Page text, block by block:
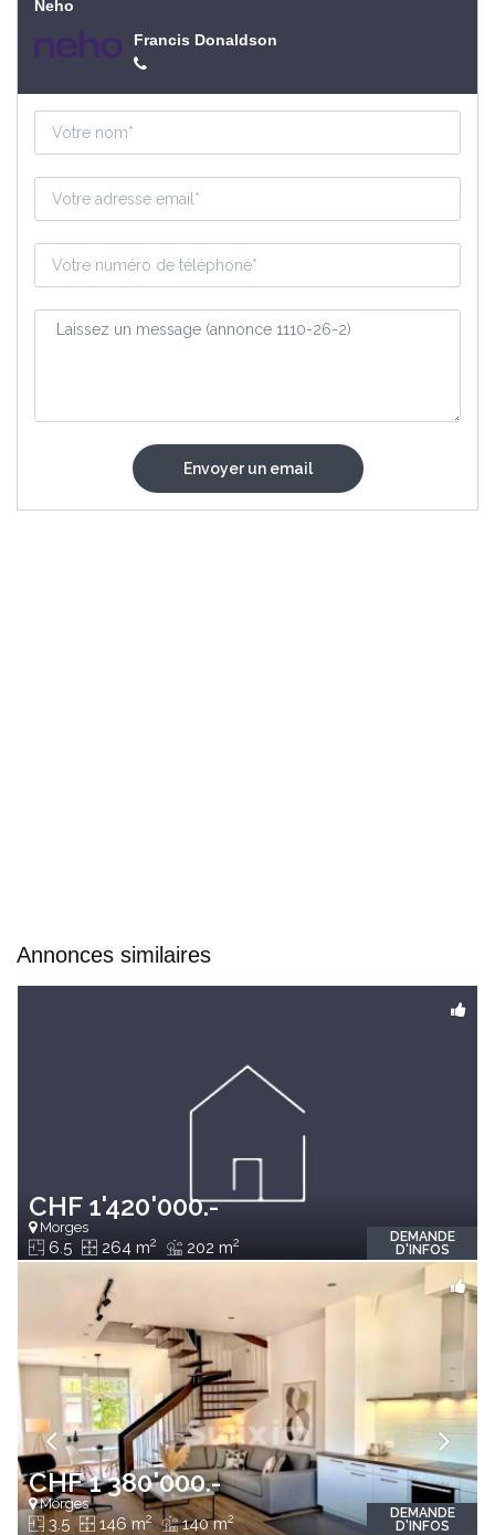
Neho
Francis Donaldson
Annonces similaires
CHF 1'420'000.-
Morges
6.5 264 m2 202 m2
DEMANDE
D'INFOS
CHF 1'380'000.-
Morges
3.5 146 m2 140 m2
DEMANDE
D'INFOS